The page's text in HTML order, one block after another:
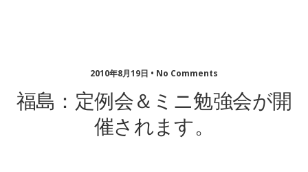
2010年8月19日 • No Comments
福島：定例会＆ミニ勉強会が開
催されます。